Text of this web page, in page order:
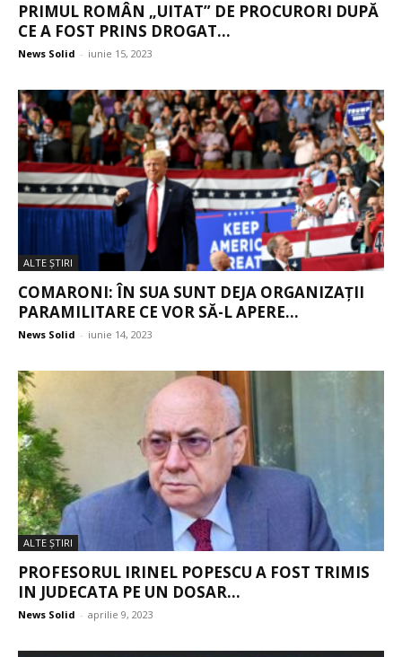
PRIMUL ROMÂN „UITAT” DE PROCURORI DUPĂ
CE A FOST PRINS DROGAT...
News Solid - iunie 15, 2023
ALTE ŞTIRI
COMARONI: ÎN SUA SUNT DEJA ORGANIZAȚII
PARAMILITARE CE VOR SĂ-L APERE...
News Solid - iunie 14, 2023
ALTE ŞTIRI
PROFESORUL IRINEL POPESCU A FOST TRIMIS
IN JUDECATA PE UN DOSAR...
News Solid - aprilie 9, 2023